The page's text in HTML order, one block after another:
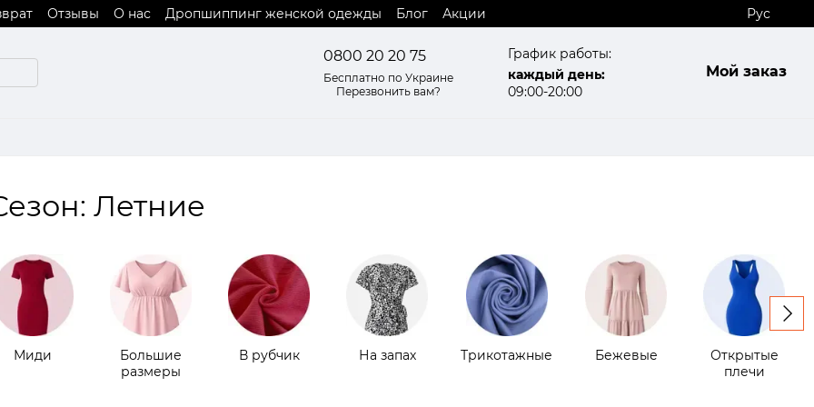
Отзывы О нас Дропшиппинг женской одежды Блог
Акции
Рус
0800 20 20 75
Бесплатно по Украине
Перезвонить вам?
График работы:
каждый день:
09:00-20:00
Мой заказ
Летние
Миди
Большие
размеры
В рубчик На запах Трикотажные Бежевые
Открытые
плечи